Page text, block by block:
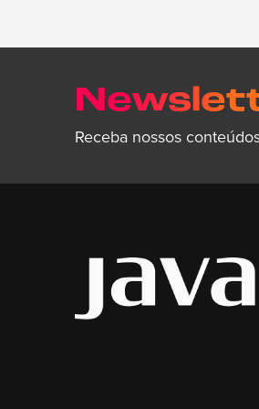
Receba nossos